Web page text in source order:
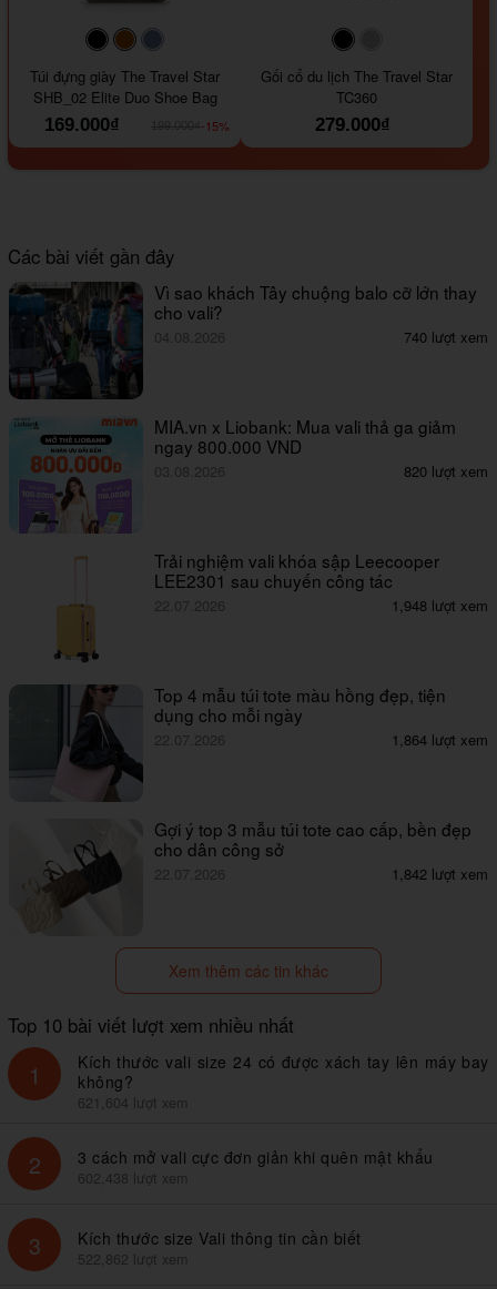
#000000#964B00
Túi đựng giày The Travel Star
SHB_02 Elite Duo Shoe Bag
169.000₫
-15%
#000000
Gối cổ du lịch The Travel Star
TC360
279.000₫
Các bài viết gần đây
Vì sao khách Tây chuộng balo cỡ lớn thay
cho vali?
04.08.2026 740 lượt xem
MIA.vn x Liobank: Mua vali thả ga giảm
ngay 800.000 VND
03.08.2026 820 lượt xem
Trải nghiệm vali khóa sập Leecooper
LEE2301 sau chuyến công tác
22.07.2026 1,948 lượt xem
Top 4 mẫu túi tote màu hồng đẹp, tiện
dụng cho mỗi ngày
22.07.2026 1,864 lượt xem
Gợi ý top 3 mẫu túi tote cao cấp, bền đẹp
cho dân công sở
22.07.2026 1,842 lượt xem
Xem thêm các tin khác
Top 10 bài viết lượt xem nhiều nhất
1
Kích thước vali size 24 có được xách tay lên máy bay
không?
621,604 lượt xem
2 3 cách mở vali cực đơn giản khi quên mật khẩu
602,438 lượt xem
3 Kích thước size Vali thông tin cần biết
522,862 lượt xem